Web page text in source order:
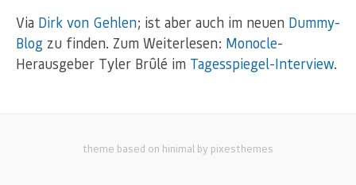
Via Dirk von Gehlen; ist aber auch im neuen Dummy-
Blog zu finden. Zum Weiterlesen: Monocle-
Herausgeber Tyler Brûlé im Tagesspiegel-Interview.
theme based on hinimal by pixesthemes